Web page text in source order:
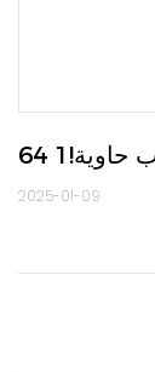
حاوية!1
2025-01-09